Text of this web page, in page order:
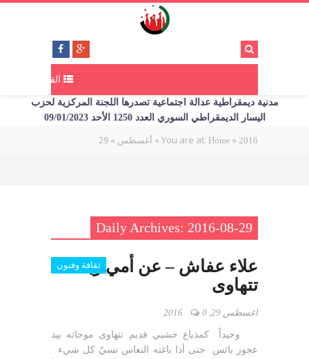
القائمة
مدنية ديمقراطية عدالة اجتماعية تصدرها اللجنة المركزية لحزب
اليسار الديمقراطي السوري العدد 1250 الأحد 09/01/2023
You are at: Home » 2016
» أغسطس »
29
Daily Archives: 2016-08-29
ثقافة وفنون
علاء عفاش – عن أمي وبلاد
تتهاوى
أغسطس 29, 2016 0
وحيداً كمذياع خشبي قديم تتهاوى موجاته بيد
عجوز بائس حتى أذا باغته النعاس نسيّ كل شيء